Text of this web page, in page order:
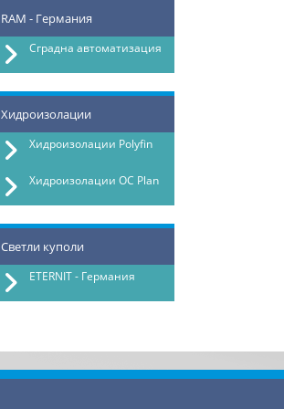
RAM - Германия
Сградна автоматизация
Хидроизолации
Хидроизолации Polyfin
Хидроизолации OC Plan
Светли куполи
ETERNIT - Германия